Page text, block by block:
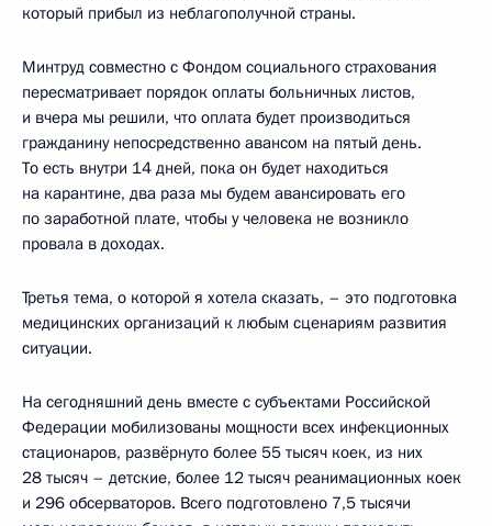
который прибыл из неблагополучной страны.
Минтруд совместно с Фондом социального страхования
пересматривает порядок оплаты больничных листов,
и вчера мы решили, что оплата будет производиться
гражданину непосредственно авансом на пятый день.
То есть внутри 14 дней, пока он будет находиться
на карантине, два раза мы будем авансировать его
по заработной плате, чтобы у человека не возникло
провала в доходах.
Третья тема, о которой я хотела сказать, – это подготовка
медицинских организаций к любым сценариям развития
ситуации.
На сегодняшний день вместе с субъектами Российской
Федерации мобилизованы мощности всех инфекционных
стационаров, развёрнуто более 55 тысяч коек, из них
28 тысяч – детские, более 12 тысяч реанимационных коек
и 296 обсерваторов. Всего подготовлено 7,5 тысячи